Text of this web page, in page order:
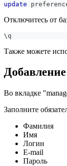
update
Отключитесь от
\q
Также можете
Во вкладке
Заполните
Фамилия
Имя
Логин
E-mail
Пароль